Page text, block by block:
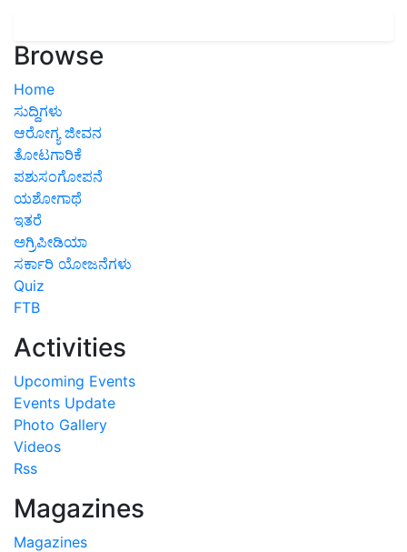
Browse
Home
ಸುದ್ದಿಗಳು
ಆರೋಗ್ಯ ಜೀವನ
ತೋಟಗಾರಿಕೆ
ಪಶುಸಂಗೋಪನೆ
ಯಶೋಗಾಥೆ
ಇತರೆ
ಅಗ್ರಿಪೀಡಿಯಾ
ಸರ್ಕಾರಿ ಯೋಜನೆಗಳು
Quiz
FTB
Activities
Upcoming Events
Events Update
Photo Gallery
Videos
Rss
Magazines
Magazines